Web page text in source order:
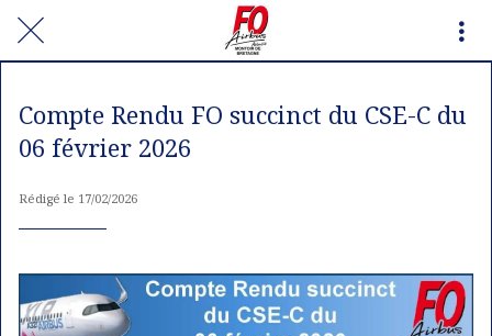
Compte Rendu FO succinct du CSE-C du
06 février 2026
Rédigé le 17/02/2026